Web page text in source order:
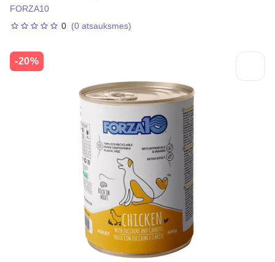
FORZA10
0 (0 atsauksmes)
-20%